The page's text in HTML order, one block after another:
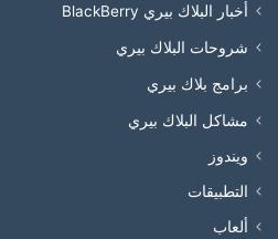
أخبار البلاك بيري BlackBerry
شروحات البلاك بيري
برامج بلاك بيري
مشاكل البلاك بيري
ويندوز
التطبيقات
ألعاب